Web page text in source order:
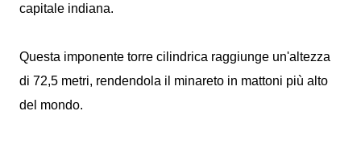
capitale indiana.
Questa imponente torre cilindrica raggiunge un'altezza
di 72,5 metri, rendendola il minareto in mattoni più alto
del mondo.